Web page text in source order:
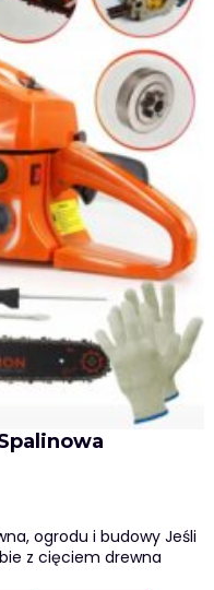
ogrodu i budowy Jeśli
z cięciem drewna